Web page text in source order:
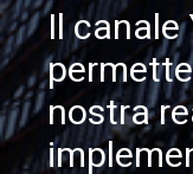
Il canale
nostra